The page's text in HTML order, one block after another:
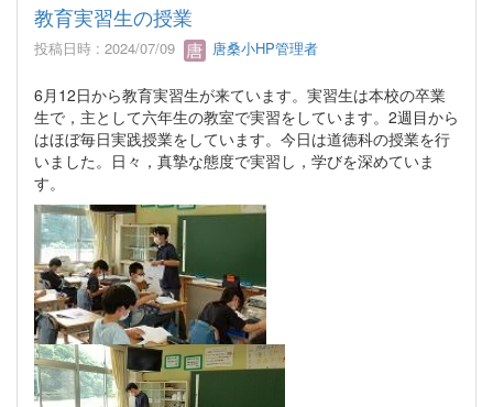
教育実習生の授業
投稿日時 : 2024/07/09 唐桑小HP管理者
6月12日から教育実習生が来ています。実習生は本校の卒業
生で，主として六年生の教室で実習をしています。2週目から
はほぼ毎日実践授業をしています。今日は道徳科の授業を行
いました。日々，真摯な態度で実習し，学びを深めていま
す。